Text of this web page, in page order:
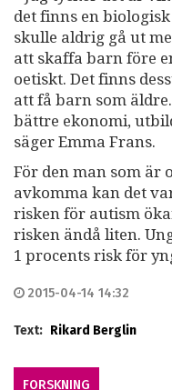
det finns en
skulle aldrig gå ut
att skaffa barn före
oetiskt. Det finns
att få barn som
bättre ekonomi,
säger Emma Frans.
För den man som är
avkomma kan det
risken för autism
risken ändå liten.
1 procents risk för
2015-04-14 14:32
Text: Rikard Berglin
FORSKNING